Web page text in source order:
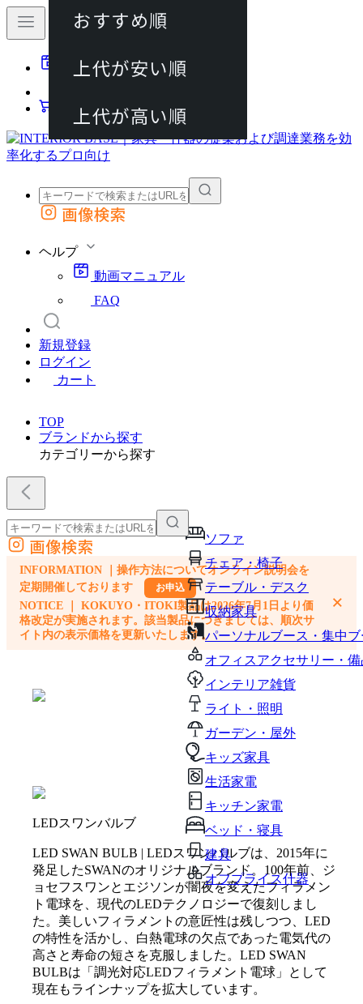
動画マニュアル
カート
外部サイトの商品をカートに追加
画像検索
ヘルプ
動画マニュアル
FAQ
新規登録
ログイン
カート
TOP
ブランドから探す
カテゴリーから探す
ソファ
チェア・椅子
テーブル・デスク
収納家具
パーソナルブース・集中
オフィスアクセサリー・備
インテリア雑貨
ライト・照明
ガーデン・屋外
キッズ家具
生活家電
キッチン家電
ベッド・寝具
建具
オフプライス什器
外部サイトの商品をカートに追加
他のサイトで見つけた商品ページのURLを貼り付けて、カートに追加できます
画像検索
INFORMATION ｜操作方法についてオンライン説明会を
定期開催しております
お申込
NOTICE ｜ KOKUYO・ITOKI製品は2026年7月1日より価
格改定が実施されます。該当製品につきましては、順次サ
イト内の表示価格を更新いたします。
×
LEDスワンバルブ
LED SWAN BULB | LEDスワンバルブは、2015年に
発足したSWANのオリジナルブランド。100年前、ジ
ョセフスワンとエジソンが闇夜を変えたフィラメン
ト電球を、現代のLEDテクノロジーで復刻しまし
た。美しいフィラメントの意匠性は残しつつ、LED
の特性を活かし、白熱電球の欠点であった電気代の
高さと寿命の短さを克服しました。LED SWAN
BULBは「調光対応LEDフィラメント電球」として
現在もラインナップを拡大しています。
おすすめ順
上代が安い順
上代が高い順